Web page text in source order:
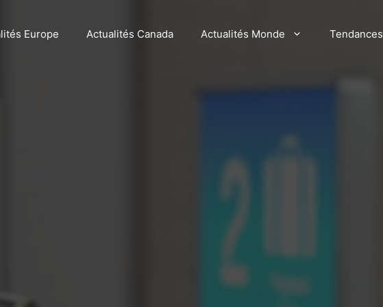
Europe Actualités Canada Actualités Monde Tendances